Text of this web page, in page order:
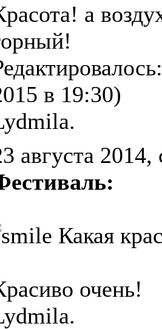
а
в 19:30)
августа 2014,
Какая
очень!